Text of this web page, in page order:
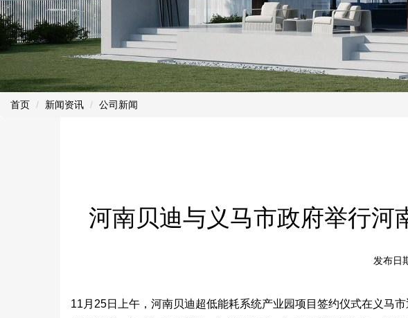
首页 新闻资讯 公司新闻
河南贝迪与义马市政府举行河
发布日
11月25日上午，河南贝迪超低能耗系统产业园项目签约仪式在义马